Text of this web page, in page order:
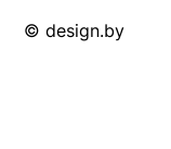
© design.by